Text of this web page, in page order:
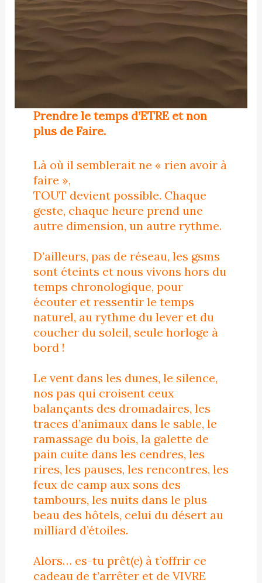
Prendre le temps d’ETRE et non
plus de Faire.
Là où il semblerait ne « rien avoir à
faire »,
TOUT devient possible. Chaque
geste, chaque heure prend une
autre dimension, un autre rythme.
D’ailleurs, pas de réseau, les gsms
sont éteints et nous vivons hors du
temps chronologique, pour
écouter et ressentir le temps
naturel, au rythme du lever et du
coucher du soleil, seule horloge à
bord !
Le vent dans les dunes, le silence,
nos pas qui croisent ceux
balançants des dromadaires, les
traces d’animaux dans le sable, le
ramassage du bois, la galette de
pain cuite dans les cendres, les
rires, les pauses, les rencontres, les
feux de camp aux sons des
tambours, les nuits dans le plus
beau des hôtels, celui du désert au
milliard d’étoiles.
Alors… es-tu prêt(e) à t’offrir ce
cadeau de t’arrêter et de VIVRE